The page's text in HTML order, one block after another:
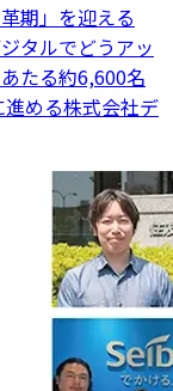
期」を迎える
タルでどうアッ
たる約6,600名
める株式会社デ